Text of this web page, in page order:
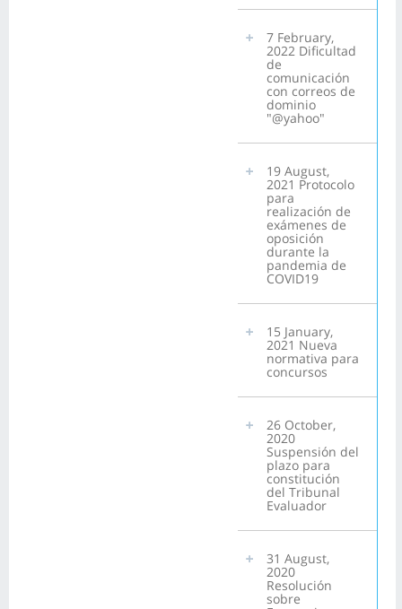
7 February,
2022 Dificultad
de
comunicación
con correos de
dominio
"@yahoo"
19 August,
2021 Protocolo
para
realización de
exámenes de
oposición
durante la
pandemia de
COVID19
15 January,
2021 Nueva
normativa para
concursos
26 October,
2020
Suspensión del
plazo para
constitución
del Tribunal
Evaluador
31 August,
2020
Resolución
sobre